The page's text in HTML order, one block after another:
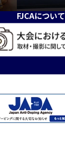
FJCAについて